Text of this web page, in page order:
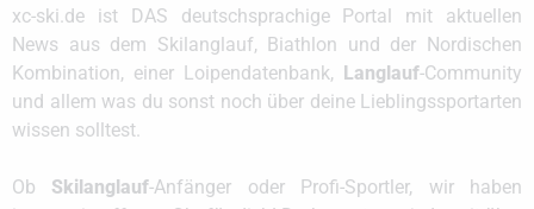
xc-ski.de ist DAS deutschsprachige Portal mit aktuellen
News aus dem Skilanglauf, Biathlon und der Nordischen
Kombination, einer Loipendatenbank, Langlauf-Community
und allem was du sonst noch über deine Lieblingssportarten
wissen solltest.
Ob Skilanglauf-Anfänger oder Profi-Sportler, wir haben